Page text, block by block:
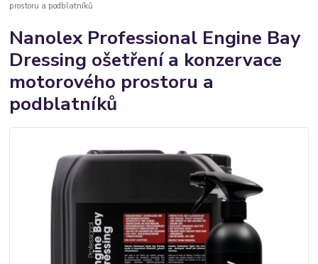
prostoru a podblatníků
Nanolex Professional Engine Bay
Dressing ošetření a konzervace
motorového prostoru a
podblatníků